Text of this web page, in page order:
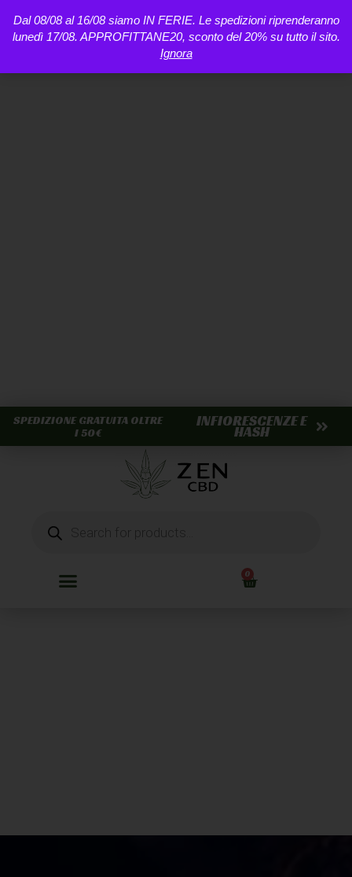
Dal 08/08 al 16/08 siamo IN FERIE. Le spedizioni riprenderanno
lunedì 17/08. APPROFITTANE20, sconto del 20% su tutto il sito.
Ignora
SPEDIZIONE GRATUITA OLTRE
I 50€
INFIORESCENZE E
HASH
0